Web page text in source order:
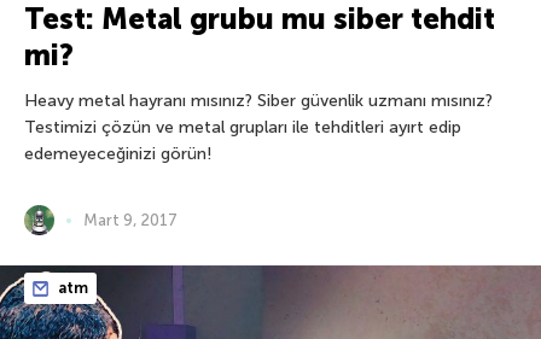
Test: Metal grubu mu siber tehdit
mi?
Heavy metal hayranı mısınız? Siber güvenlik uzmanı mısınız?
Testimizi çözün ve metal grupları ile tehditleri ayırt edip
edemeyeceğinizi görün!
Mart 9, 2017
atm